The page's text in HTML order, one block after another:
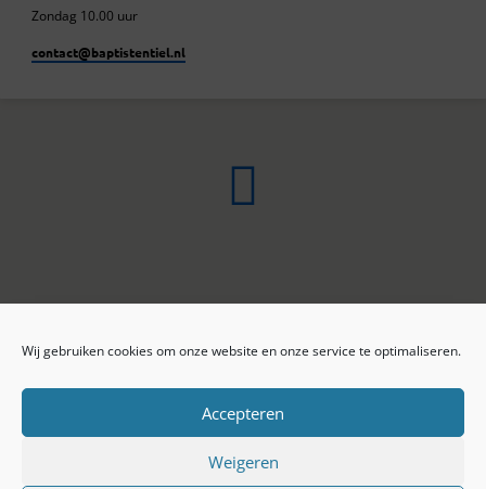
Wij gebruiken cookies om onze website en onze service te optimaliseren.
Accepteren
Weigeren
Zondag 10.00 uur
contact​@baptistentiel.nl
ONLINE ARCHIEF
Privacy beleid